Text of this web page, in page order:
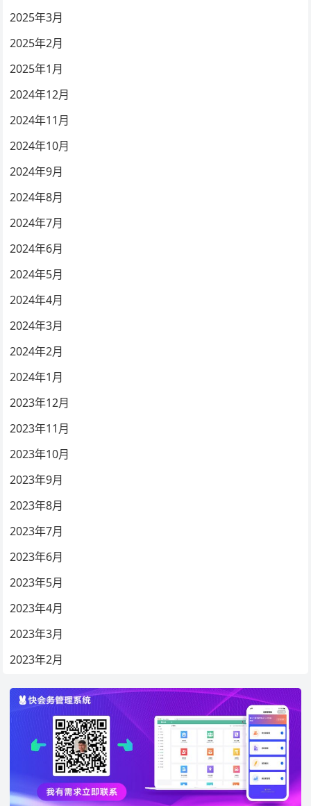
2025年3月
2025年2月
2025年1月
2024年12月
2024年11月
2024年10月
2024年9月
2024年8月
2024年7月
2024年6月
2024年5月
2024年4月
2024年3月
2024年2月
2024年1月
2023年12月
2023年11月
2023年10月
2023年9月
2023年8月
2023年7月
2023年6月
2023年5月
2023年4月
2023年3月
2023年2月